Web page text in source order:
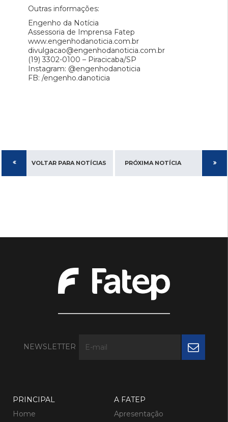
Outras informações:
Engenho da Notícia
Assessoria de Imprensa Fatep
www.engenhodanoticia.com.br
divulgacao@engenhodanoticia.com.br
(19) 3302-0100 – Piracicaba/SP
Instagram: @engenhodanoticia
FB: /engenho.danoticia
VOLTAR PARA NOTÍCIAS PRÓXIMA NOTÍCIA
NEWSLETTER
PRINCIPAL
Home
A FATEP
Apresentação